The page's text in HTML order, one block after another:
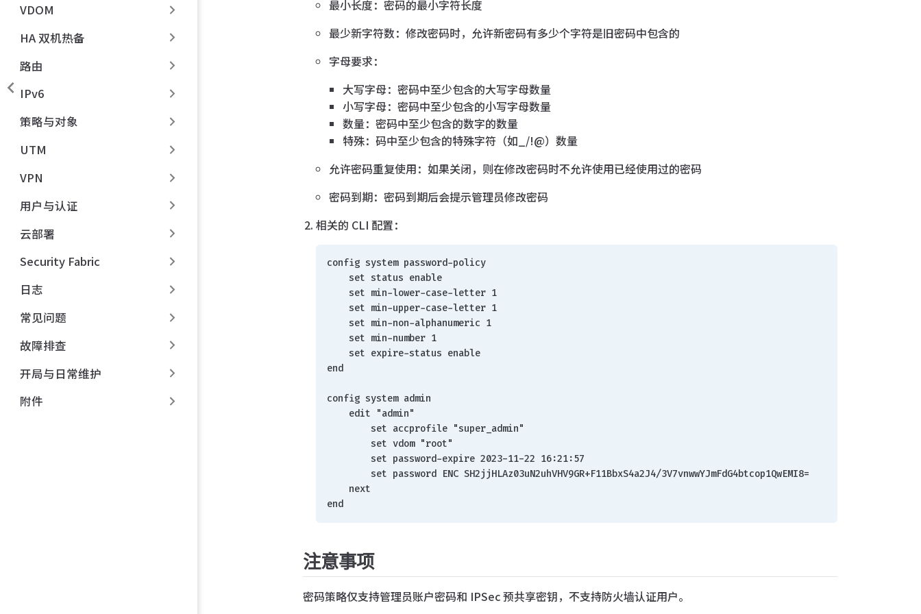
VDOM
HA 双机热备
路由
IPv6
策略与对象
UTM
VPN
用户与认证
云部署
Security Fabric
日志
常见问题
故障排查
开局与日常维护
附件
最小长度：密码的最小字符长度
最少新字符数：修改密码时，允许新密码有多少个字符是旧密码中包含的
字母要求：
大写字母：密码中至少包含的大写字母数量
小写字母：密码中至少包含的小写字母数量
数量：密码中至少包含的数字的数量
特殊：码中至少包含的特殊字符（如_/!@）数量
允许密码重复使用：如果关闭，则在修改密码时不允许使用已经使用过的密码
密码到期：密码到期后会提示管理员修改密码
相关的 CLI 配置：
config system password-policy
    set status enable
    set min-lower-case-letter 1
    set min-upper-case-letter 1
    set min-non-alphanumeric 1
    set min-number 1
    set expire-status enable
end
config system admin
    edit "admin"
        set accprofile "super_admin"
        set vdom "root"
        set password-expire 2023-11-22 16:21:57
        set password ENC SH2jjHLAz03uN2uhVHV9GR+F11BbxS4a2J4/3V7vnwwYJmFdG4btcop1QwEMI8=
    next
end
注意事项
密码策略仅支持管理员账户密码和 IPSec 预共享密钥，不支持防火墙认证用户。